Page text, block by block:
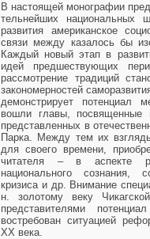
В настоящей монографии
тельнейших национальных
развития американское
связи между казалось бы
Каждый новый этап в
идей предшествующих
рассмотрение традиций
закономерностей
демонстрирует потенциал
вошли главы, посвященные
представленных в
Парка. Между тем их
для своего времени,
читателя – в аспекте
национального сознания,
кризиса и др. Внимание
н. золотому веку
представителями
востребован ситуацией
XX века.